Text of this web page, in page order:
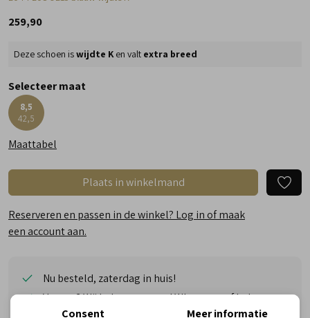
259,90
Deze schoen iswijdte K en valt extra breed
Selecteer maat
8,5
42,5
Maattabel
Plaats in winkelmand
Reserveren en passen in de winkel? Log in of maak
een account aan.
Nu besteld, zaterdag in huis!
Vragen? Wij helpen u graag! Whatsapp of bel ons
Consent Meer informatie